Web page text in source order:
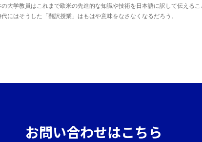
大学教員はこれまで欧米の先進的な知識や技術を日本語に訳して伝える
代にはそうした「翻訳授業」はもはや意味をなさなくなるだろう。
お問い合わせはこちら